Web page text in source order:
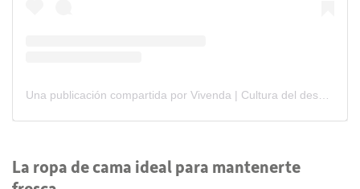
La ropa de cama ideal para mantenerte